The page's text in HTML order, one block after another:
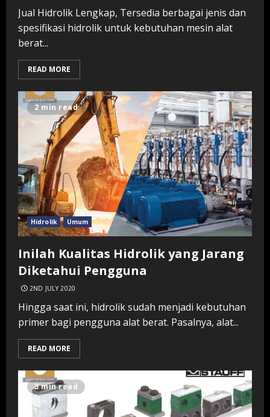
Jual Hidrolik Lengkap, Tersedia berbagai jenis dan
spesifikasi hidrolik untuk kebutuhan mesin alat
berat...
READ MORE
2 min read
Hidrolik Umum
Inilah Kualitas Hidrolik yang Jarang
Diketahui Pengguna
2ND JULY 2020
Hingga saat ini, hidrolik sudah menjadi kebutuhan
primer bagi pengguna alat berat. Pasalnya, alat...
READ MORE
3 min read